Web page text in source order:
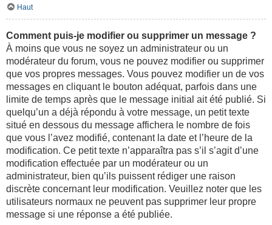
Haut
Comment puis-je modifier ou supprimer un message ?
À moins que vous ne soyez un administrateur ou un
modérateur du forum, vous ne pouvez modifier ou supprimer
que vos propres messages. Vous pouvez modifier un de vos
messages en cliquant le bouton adéquat, parfois dans une
limite de temps après que le message initial ait été publié. Si
quelqu’un a déjà répondu à votre message, un petit texte
situé en dessous du message affichera le nombre de fois
que vous l’avez modifié, contenant la date et l’heure de la
modification. Ce petit texte n’apparaîtra pas s’il s’agit d’une
modification effectuée par un modérateur ou un
administrateur, bien qu’ils puissent rédiger une raison
discrète concernant leur modification. Veuillez noter que les
utilisateurs normaux ne peuvent pas supprimer leur propre
message si une réponse a été publiée.